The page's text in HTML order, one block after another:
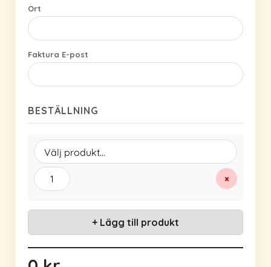
Ort
Faktura E-post
BESTÄLLNING
×
+ Lägg till produkt